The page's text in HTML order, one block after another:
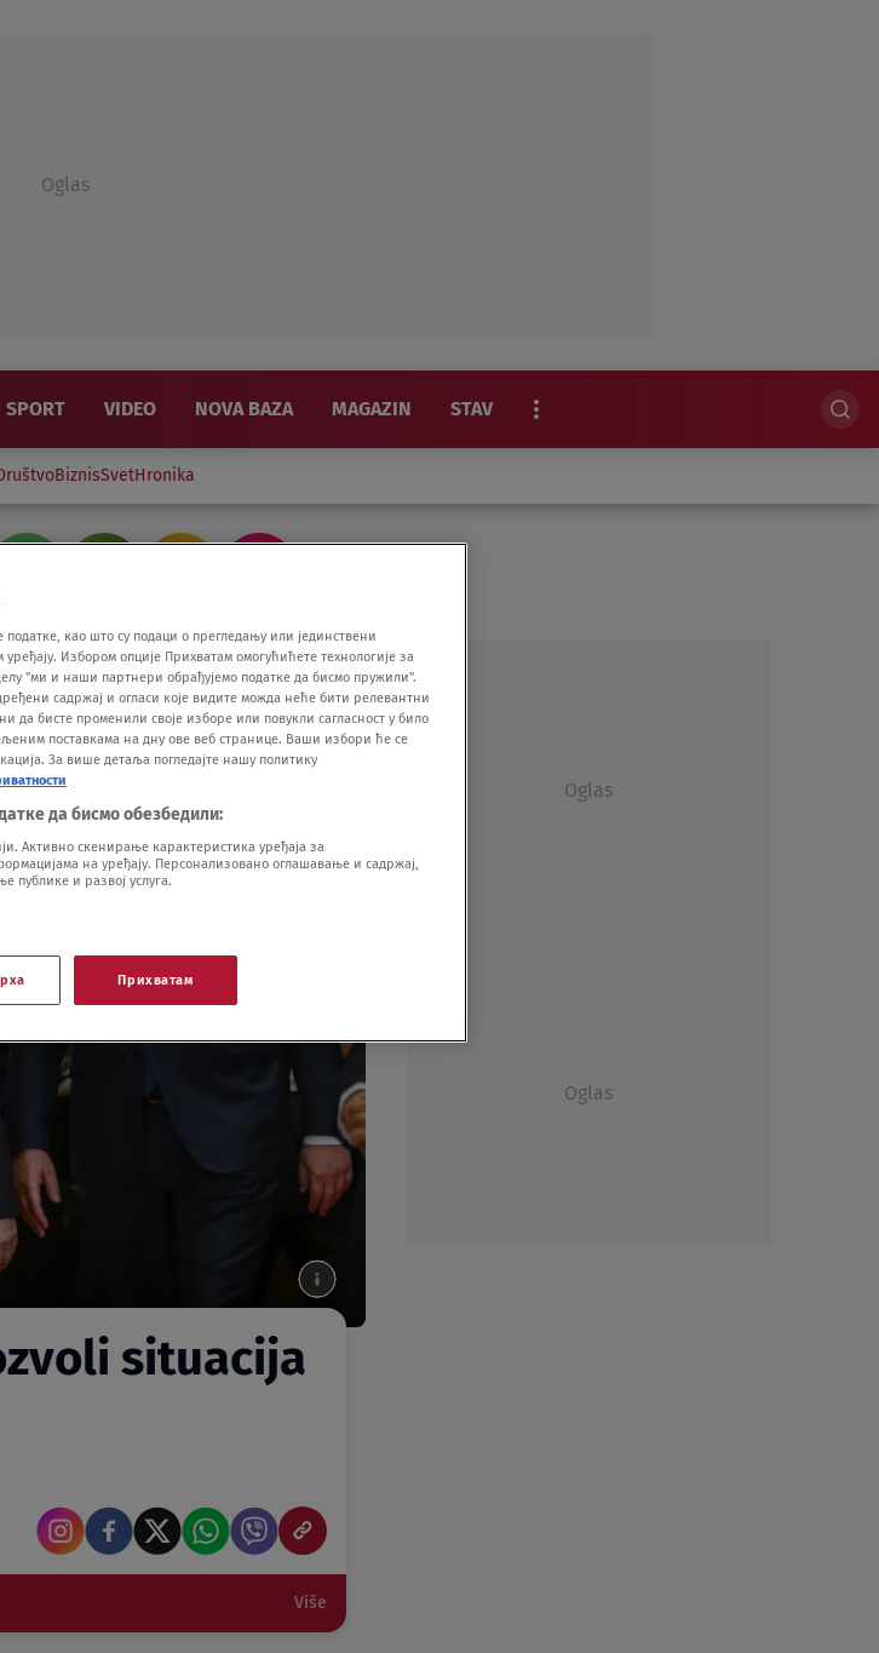
Oglas
SPORT VIDEO NOVA BAZA MAGAZIN STAV
BiznisSvetHronika
situacija
Više
Oglas
Oglas
податке, као што су подаци о прегледању или јединствени
Избором опције Прихватам омогућићете технологије за
"ми и наши партнери обрађујемо податке да бисмо пружили".
садржај и огласи које видите можда неће бити релевантни
да бисте променили своје изборе или повукли сагласност у било
поставкама на дну ове веб странице. Ваши избори ће се
За више детаља погледајте нашу политику
да бисмо обезбедили:
Активно скенирање карактеристика уређаја за
на уређају. Персонализовано оглашавање и садржај,
публике и развој услуга.
Прихватам